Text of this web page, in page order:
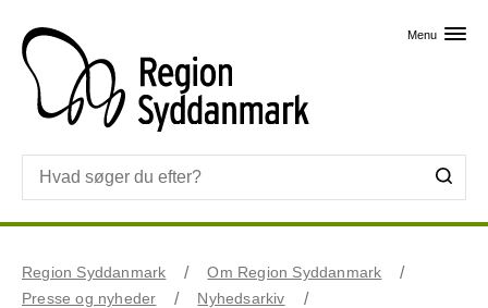
Menu
Region Syddanmark
Om Region Syddanmark
Presse og nyheder
Nyhedsarkiv